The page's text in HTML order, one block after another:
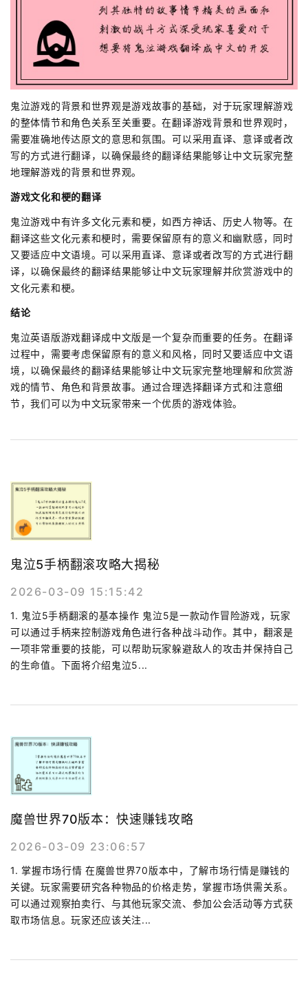
鬼泣游戏的背景和世界观是游戏故事的基础，对于玩家理解游戏
的整体情节和角色关系至关重要。在翻译游戏背景和世界观时，
需要准确地传达原文的意思和氛围。可以采用直译、意译或者改
写的方式进行翻译，以确保最终的翻译结果能够让中文玩家完整
地理解游戏的背景和世界观。
游戏文化和梗的翻译
鬼泣游戏中有许多文化元素和梗，如西方神话、历史人物等。在
翻译这些文化元素和梗时，需要保留原有的意义和幽默感，同时
又要适应中文语境。可以采用直译、意译或者改写的方式进行翻
译，以确保最终的翻译结果能够让中文玩家理解并欣赏游戏中的
文化元素和梗。
结论
鬼泣英语版游戏翻译成中文版是一个复杂而重要的任务。在翻译
过程中，需要考虑保留原有的意义和风格，同时又要适应中文语
境，以确保最终的翻译结果能够让中文玩家完整地理解和欣赏游
戏的情节、角色和背景故事。通过合理选择翻译方式和注意细
节，我们可以为中文玩家带来一个优质的游戏体验。
鬼泣5手柄翻滚攻略大揭秘
2026-03-09 15:15:42
1. 鬼泣5手柄翻滚的基本操作 鬼泣5是一款动作冒险游戏，玩家
可以通过手柄来控制游戏角色进行各种战斗动作。其中，翻滚是
一项非常重要的技能，可以帮助玩家躲避敌人的攻击并保持自己
的生命值。下面将介绍鬼泣5...
魔兽世界70版本：快速赚钱攻略
2026-03-09 23:06:57
1. 掌握市场行情 在魔兽世界70版本中，了解市场行情是赚钱的
关键。玩家需要研究各种物品的价格走势，掌握市场供需关系。
可以通过观察拍卖行、与其他玩家交流、参加公会活动等方式获
取市场信息。玩家还应该关注...